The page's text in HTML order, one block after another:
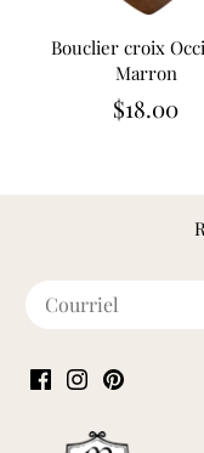
Bouclier croix
Marron
$18.00